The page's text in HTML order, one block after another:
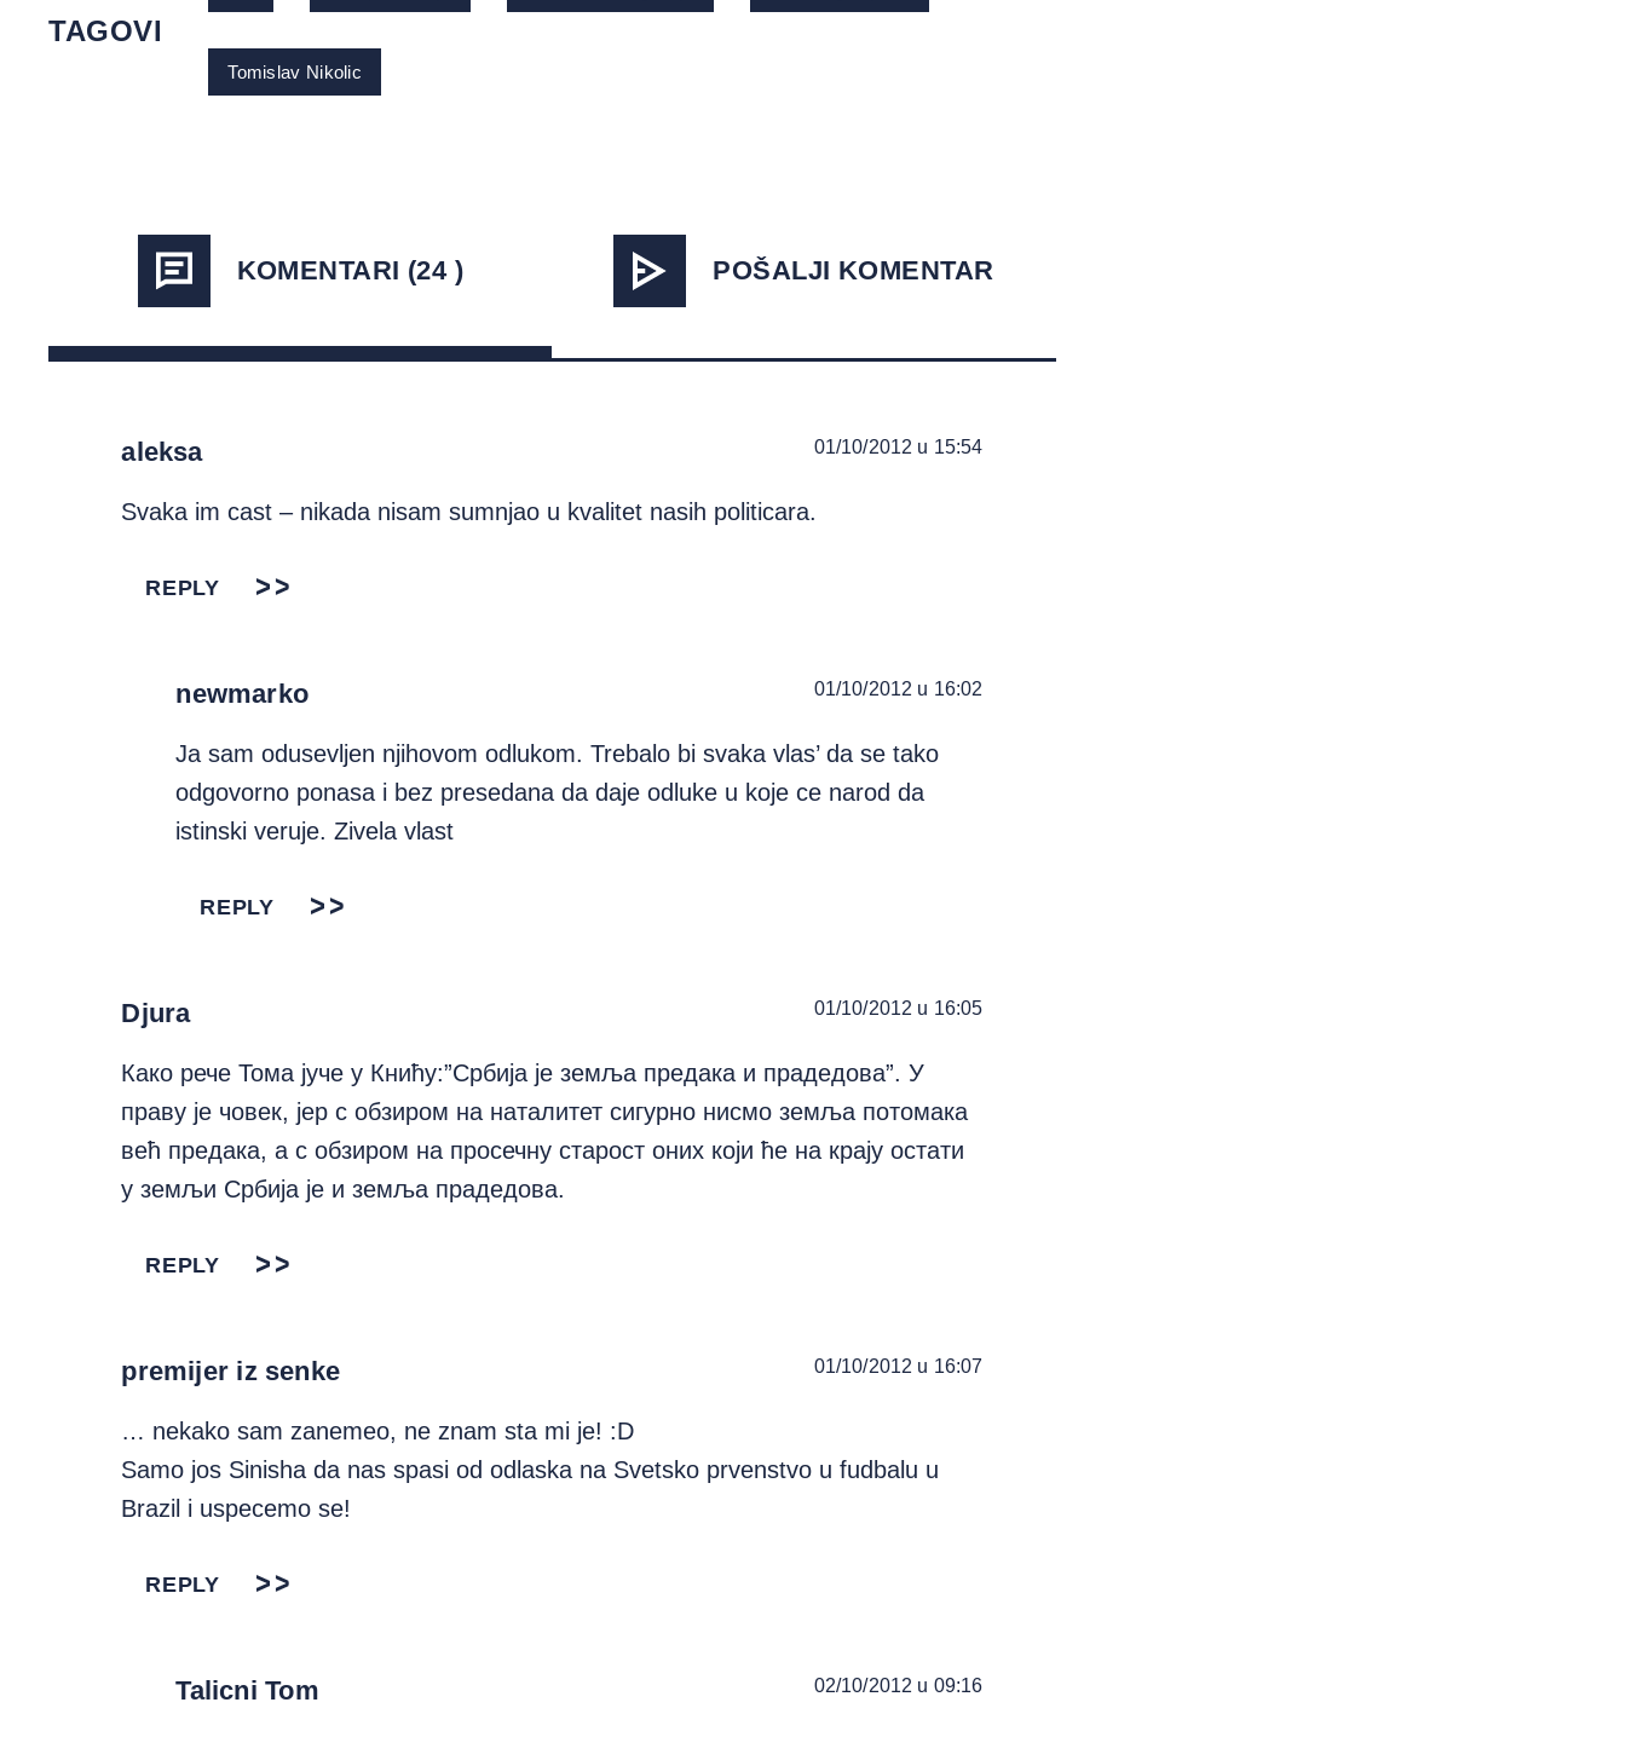
TAGOVI
Tomislav Nikolic
KOMENTARI (24 ) POŠALJI KOMENTAR
aleksa 01/10/2012 u 15:54
Svaka im cast – nikada nisam sumnjao u kvalitet nasih politicara.
REPLY
newmarko 01/10/2012 u 16:02
Ja sam odusevljen njihovom odlukom. Trebalo bi svaka vlas’ da se tako
odgovorno ponasa i bez presedana da daje odluke u koje ce narod da
istinski veruje. Zivela vlast
REPLY
Djura 01/10/2012 u 16:05
Како рече Тома јуче у Книћу:”Србија је земља предака и прадедова”. У
праву је човек, јер с обзиром на наталитет сигурно нисмо земља потомака
већ предака, а с обзиром на просечну старост оних који ће на крају остати
у земљи Србија је и земља прадедова.
REPLY
premijer iz senke 01/10/2012 u 16:07
… nekako sam zanemeo, ne znam sta mi je! :D
Samo jos Sinisha da nas spasi od odlaska na Svetsko prvenstvo u fudbalu u
Brazil i uspecemo se!
REPLY
Talicni Tom 02/10/2012 u 09:16